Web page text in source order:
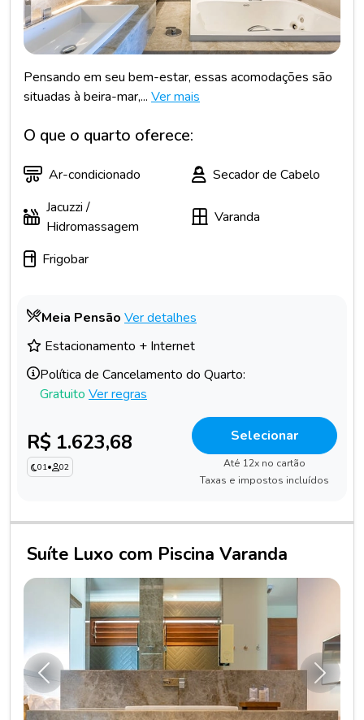
Pensando em seu bem-estar, essas acomodações são
situadas à beira-mar,... Ver mais
O que o quarto oferece:
Ar-condicionado
Secador de Cabelo
Jacuzzi /
Hidromassagem
Varanda
Frigobar
Meia Pensão Ver detalhes
Estacionamento + Internet
Política de Cancelamento do Quarto:
Gratuito Ver regras
R$ 1.623,68
01• 02
Selecionar
Até 12x no cartão
Taxas e impostos incluídos
Suíte Luxo com Piscina Varanda
Anterior